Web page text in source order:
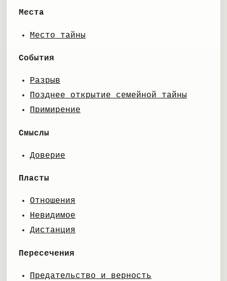
Места
Место тайны
События
Разрыв
Позднее открытие семейной тайны
Примирение
Смыслы
Доверие
Пласты
Отношения
Невидимое
Дистанция
Пересечения
Предательство и верность